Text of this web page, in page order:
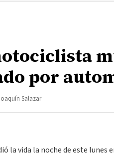
por
Salazar
la vida la noche de este